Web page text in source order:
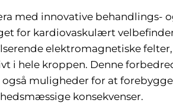
med innovative behandlings-
for kardiovaskulært
elektromagnetiske
i hele kroppen. Denne
muligheder for at
konsekvenser.